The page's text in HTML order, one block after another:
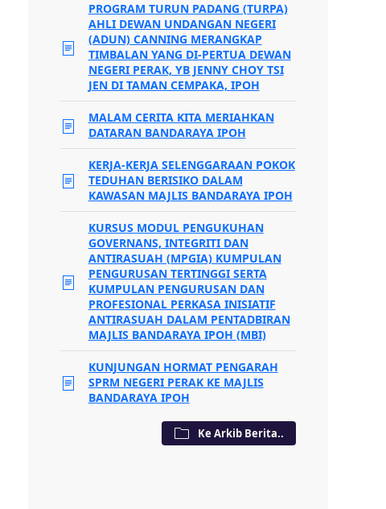
PROGRAM TURUN PADANG (TURPA)
AHLI DEWAN UNDANGAN NEGERI
(ADUN) CANNING MERANGKAP
TIMBALAN YANG DI-PERTUA DEWAN
NEGERI PERAK, YB JENNY CHOY TSI
JEN DI TAMAN CEMPAKA, IPOH
MALAM CERITA KITA MERIAHKAN
DATARAN BANDARAYA IPOH
KERJA-KERJA SELENGGARAAN POKOK
TEDUHAN BERISIKO DALAM
KAWASAN MAJLIS BANDARAYA IPOH
KURSUS MODUL PENGUKUHAN
GOVERNANS, INTEGRITI DAN
ANTIRASUAH (MPGIA) KUMPULAN
PENGURUSAN TERTINGGI SERTA
KUMPULAN PENGURUSAN DAN
PROFESIONAL PERKASA INISIATIF
ANTIRASUAH DALAM PENTADBIRAN
MAJLIS BANDARAYA IPOH (MBI)
KUNJUNGAN HORMAT PENGARAH
SPRM NEGERI PERAK KE MAJLIS
BANDARAYA IPOH
Ke Arkib Berita..